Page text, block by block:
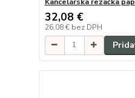
32,08 €
26,08 € bez DPH